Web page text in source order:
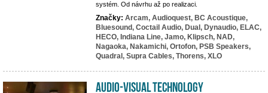
systém. Od návrhu až po realizaci.
Značky: Arcam, Audioquest, BC Acoustique,
Bluesound, Coctail Audio, Dual, Dynaudio, ELAC,
HECO, Indiana Line, Jamo, Klipsch, NAD,
Nagaoka, Nakamichi, Ortofon, PSB Speakers,
Quadral, Supra Cables, Thorens, XLO
AUDIO-VISUAL TECHNOLOGY